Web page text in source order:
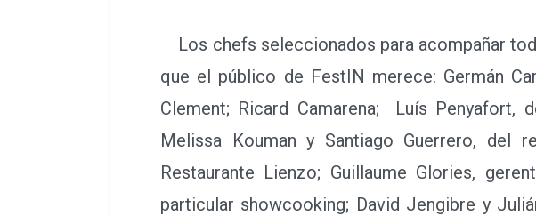
Los chefs seleccionados para acompañar
que el público de FestIN merece: Germán
Clement; Ricard Camarena; Luís Penyafort,
Melissa Kouman y Santiago Guerrero, del
Restaurante Lienzo; Guillaume Glories,
particular showcooking; David Jengibre y